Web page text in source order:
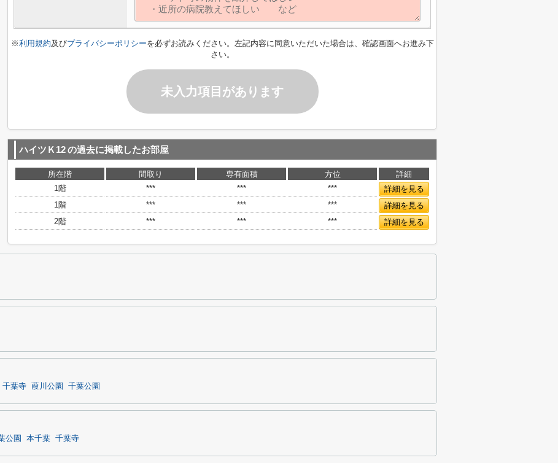
※利用規約及びプライバシーポリシーを必ずお読みください。左記内容に同意いただいた場合は、確認画面へお進み下
さい。
未入力項目があります
ハイツＫ12の過去に掲載したお部屋
所在階 間取り 専有面積 方位
詳細
1階
*** *** ***
詳細を見る
1階
*** *** ***
詳細を見る
2階
*** *** *** 詳細を見る
千葉寺 葭川公園 千葉公園
公園 本千葉 千葉寺